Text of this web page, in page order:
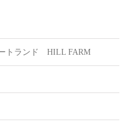
ートランド HILL FARM